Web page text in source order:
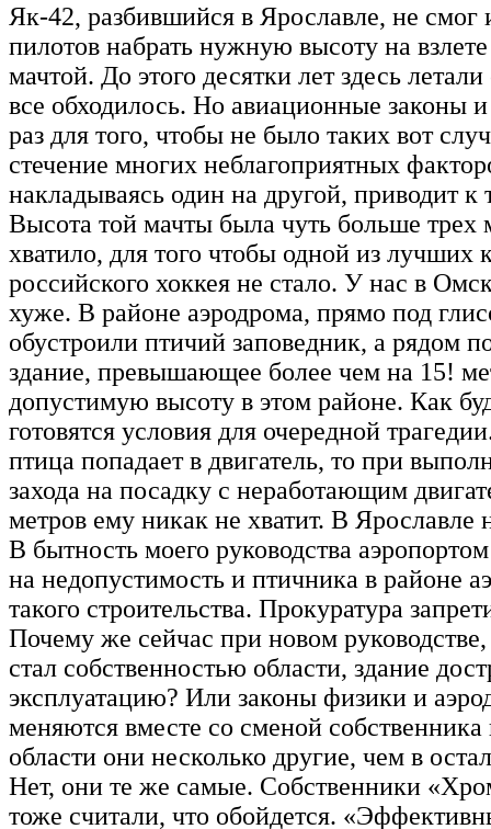
Як-42, разбившийся в Ярославле, не смог
пилотов набрать нужную высоту на
мачтой. До этого десятки лет здесь
все обходилось. Но авиационные законы
раз для того, чтобы не было таких вот
стечение многих неблагоприятных
накладываясь один на другой, приводит к
Высота той мачты была чуть больше трех
хватило, для того чтобы одной из лучших
российского хоккея не стало. У нас в
хуже. В районе аэродрома, прямо под
обустроили птичий заповедник, а рядом
здание, превышающее более чем на 15!
допустимую высоту в этом районе. Как
готовятся условия для очередной
птица попадает в двигатель, то при
захода на посадку с неработающим
метров ему никак не хватит. В Ярославле
В бытность моего руководства
на недопустимость и птичника в районе
такого строительства. Прокуратура
Почему же сейчас при новом руководстве,
стал собственностью области, здание
эксплуатацию? Или законы физики и
меняются вместе со сменой
области они несколько другие, чем в
Нет, они те же самые. Собственники
тоже считали, что обойдется.